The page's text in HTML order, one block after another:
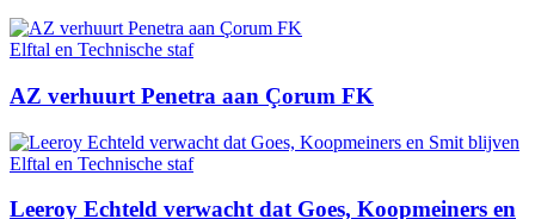
Elftal en Technische staf
AZ verhuurt Penetra aan Çorum FK
Elftal en Technische staf
Leeroy Echteld verwacht dat Goes, Koopmeiners en